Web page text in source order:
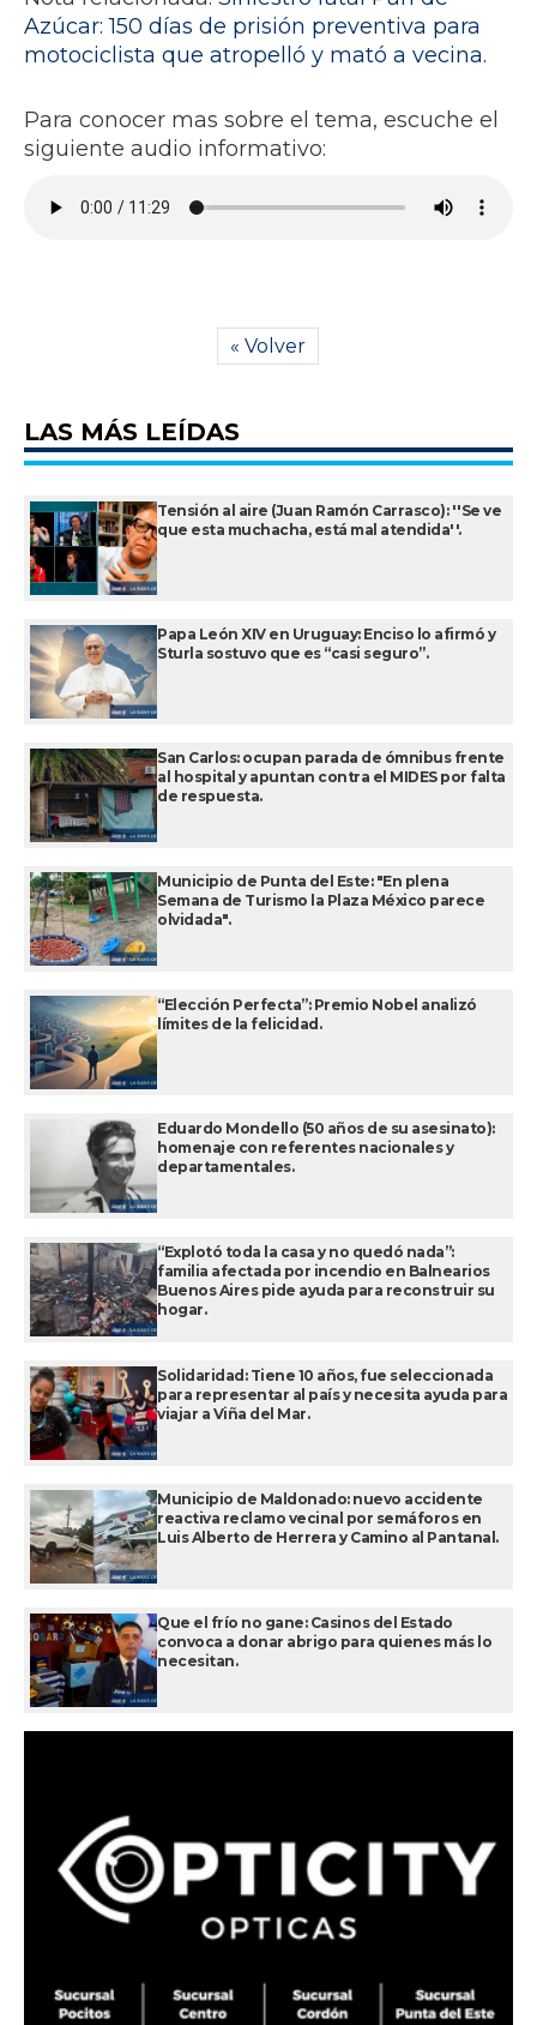
Azúcar: 150 días de prisión preventiva para
motociclista que atropelló y mató a vecina.
Para conocer mas sobre el tema, escuche el
siguiente audio informativo:
« Volver
LAS MÁS LEÍDAS
Tensión al aire (Juan Ramón Carrasco): ''Se ve
que esta muchacha, está mal atendida''.
Papa León XIV en Uruguay: Enciso lo afirmó y
Sturla sostuvo que es “casi seguro”.
San Carlos: ocupan parada de ómnibus frente
al hospital y apuntan contra el MIDES por falta
de respuesta.
Municipio de Punta del Este: "En plena
Semana de Turismo la Plaza México parece
olvidada".
“Elección Perfecta”: Premio Nobel analizó
límites de la felicidad.
Eduardo Mondello (50 años de su asesinato):
homenaje con referentes nacionales y
departamentales.
“Explotó toda la casa y no quedó nada”:
familia afectada por incendio en Balnearios
Buenos Aires pide ayuda para reconstruir su
hogar.
Solidaridad: Tiene 10 años, fue seleccionada
para representar al país y necesita ayuda para
viajar a Viña del Mar.
Municipio de Maldonado: nuevo accidente
reactiva reclamo vecinal por semáforos en
Luis Alberto de Herrera y Camino al Pantanal.
Que el frío no gane: Casinos del Estado
convoca a donar abrigo para quienes más lo
necesitan.